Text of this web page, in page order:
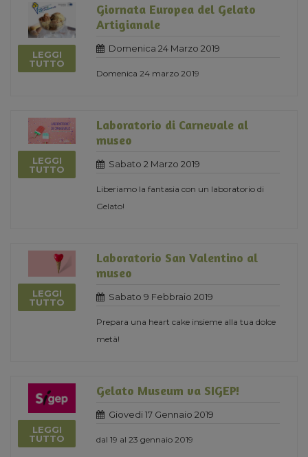
LEGGI
TUTTO
Giornata Europea del Gelato
Artigianale
Domenica 24 Marzo 2019
Domenica 24 marzo 2019
LEGGI
TUTTO
Laboratorio di Carnevale al
museo
Sabato 2 Marzo 2019
Liberiamo la fantasia con un laboratorio di
Gelato!
LEGGI
TUTTO
Laboratorio San Valentino al
museo
Sabato 9 Febbraio 2019
Prepara una heart cake insieme alla tua dolce
metà!
LEGGI
TUTTO
Gelato Museum va SIGEP!
Giovedi 17 Gennaio 2019
dal 19 al 23 gennaio 2019